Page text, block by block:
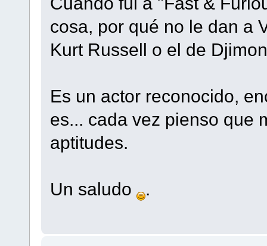
cosa, por qué no le dan a
Kurt Russell o el de
Es un actor reconocido,
es... cada vez pienso que
aptitudes.
Un saludo .